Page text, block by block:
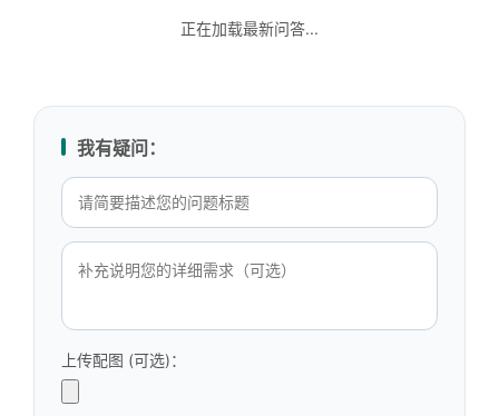
正在加载最新问答...
我有疑问：
上传配图 (可选)：